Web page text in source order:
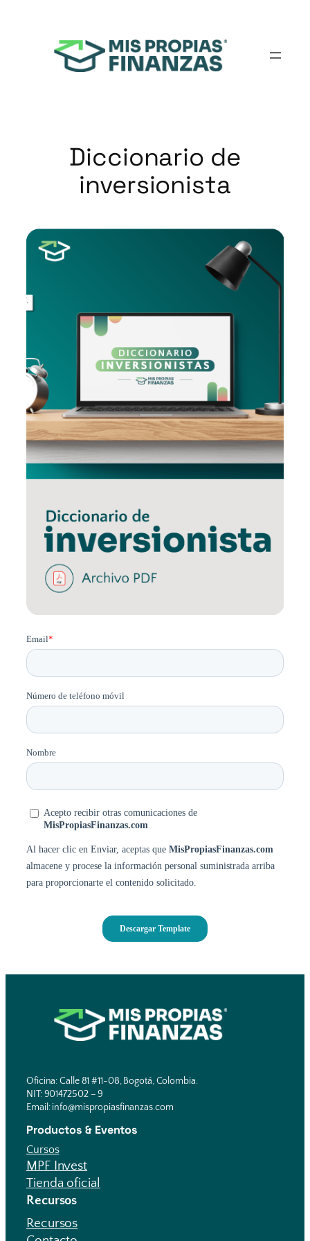
contenido
Diccionario de
inversionista
Oficina: Calle 81 #11-08, Bogotá, Colombia.
NIT: 901472502 – 9
Email: info@mispropiasfinanzas.com
Productos & Eventos
Cursos
MPF Invest
Tienda oficial
Recursos
Recursos